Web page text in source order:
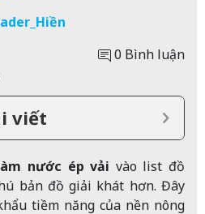
0 Bình luận
viết
nước ép vải vào list đồ
bản đồ giải khát hơn. Đây
tiềm năng của nền nông